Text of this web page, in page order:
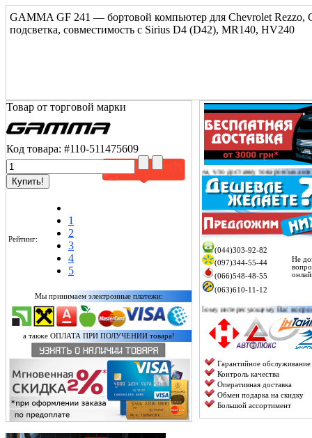
GAMMA GF 241 — бортовой компьютер для Chevrolet Rezzo,
подсветка, совместимость с Sirius D4 (D42), MR140, HV240
Товар от торговой марки
Код товара: #110-511475609
Рейтинг:
1
2
3
4
5
Мы принимаем электронные платежи:
а также ОПЛАТА ПРИ ПОЛУЧЕНИИ товара!
покупатель! Сообщаем Вам о том, что доставку товаров/заказов от 2000 грн
(044)303-92-82
(097)344-55-44
(066)548-48-55
(063)610-11-12
Не
онлайн проконсультирует по любому интересующему Вас вопросу, а также
Гарантийное обслуживание
Контроль качества
Оперативная доставка
Обмен подарка на скидку
Большой ассортимент